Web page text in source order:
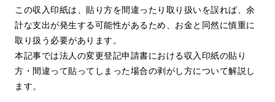
この収入印紙は、貼り方を間違ったり取り扱いを誤れば、余
計な支出が発生する可能性があるため、お金と同然に慎重に
取り扱う必要があります。
本記事では法人の変更登記申請書における収入印紙の貼り
方・間違って貼ってしまった場合の剥がし方について解説し
ます。